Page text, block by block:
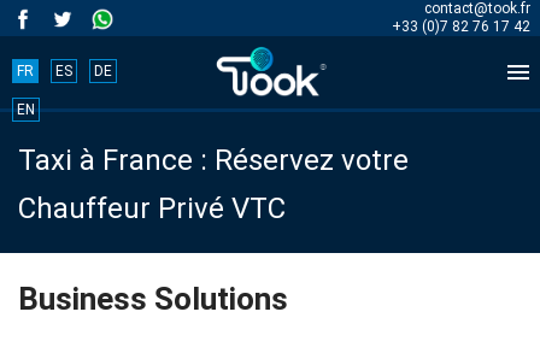
contact@took.fr
+33 (0)7 82 76 17 42

FR ES DE
EN
Taxi à France : Réservez votre
Chauffeur Privé VTC
Book
your
trip
now!
Business Solutions